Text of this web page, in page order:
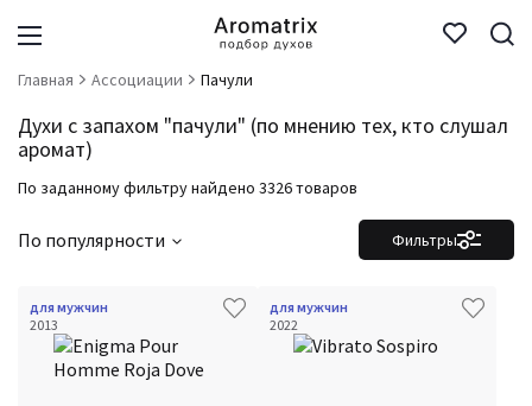
Главная Ассоциации Пачули
Духи с запахом "пачули" (по мнению тех, кто слушал
аромат)
По заданному фильтру найдено 3326 товаров
Фильтры
По популярности
для мужчин
2013
для мужчин
2022